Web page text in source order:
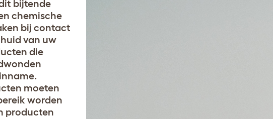
bijtende
chemische
bij contact
van uw
die
moeten
worden
producten